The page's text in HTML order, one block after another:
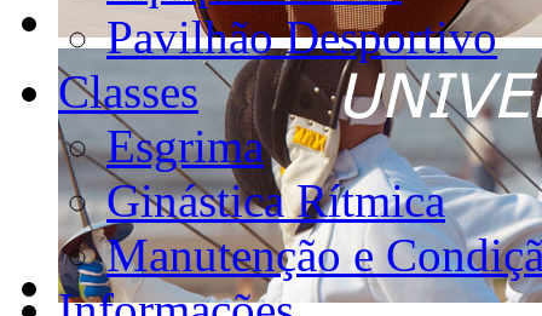
Pavilhão Desportivo
Classes
Esgrima
Ginástica Rítmica
Manutenção e